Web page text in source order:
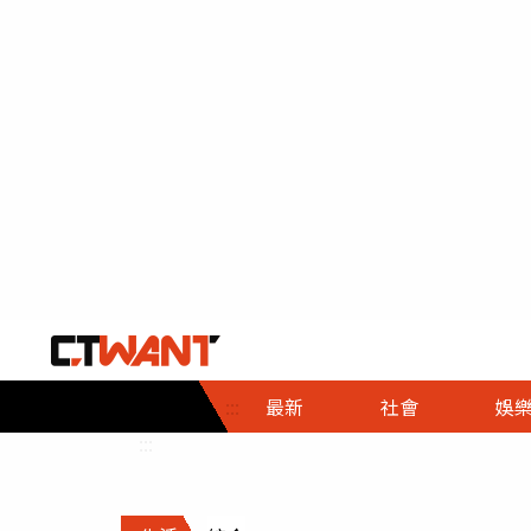
::: 最新 社會
社會首頁
時事
調查
娛樂
娛樂首頁
即時
財經首頁
熱線
政